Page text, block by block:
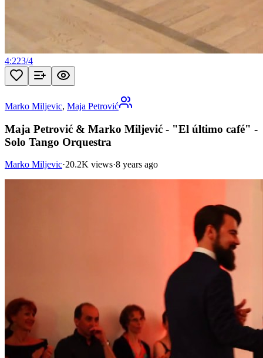
4:223/4
Marko Miljevic, Maja Petrović
Maja Petrović & Marko Miljević - "El último café" -
Solo Tango Orquestra
Marko Miljevic·20.2K views·8 years ago